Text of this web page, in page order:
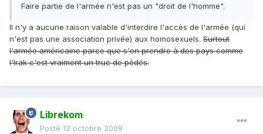
Faire partie de l'armée n'est pas un "droit de l'homme".
Il n'y a aucune raison valable d'interdire l'accès de l'armée (qui
n'est pas une association privée) aux homosexuels. Surtout
l'armée américaine parce que s'en prendre à des pays comme
l'Irak c'est vraiment un truc de pédés.
Librekom
Posté 12 octobre 2009